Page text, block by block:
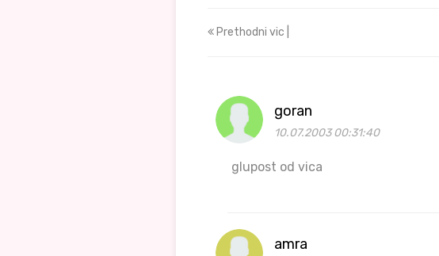
Prethodni vic |
goran
10.07.2003 00:31:40
glupost od vica
amra